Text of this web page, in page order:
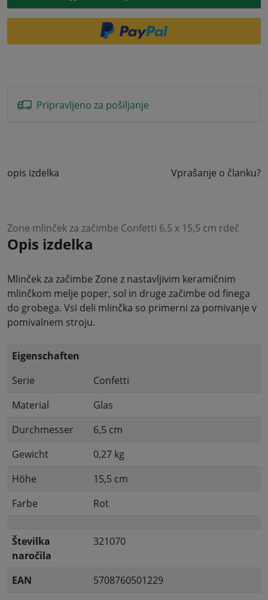
Pripravljeno za pošiljanje
opis izdelka Vprašanje o članku?
Zone mlinček za začimbe Confetti 6,5 x 15,5 cm rdeč
Opis izdelka
Mlinček za začimbe Zone z nastavljivim keramičnim
mlinčkom melje poper, sol in druge začimbe od finega
do grobega. Vsi deli mlinčka so primerni za pomivanje v
pomivalnem stroju.
Eigenschaften
Serie
Confetti
Material
Glas
Durchmesser
6,5 cm
Gewicht
0,27 kg
Höhe
15,5 cm
Farbe
Rot
Številka
naročila
321070
EAN
5708760501229